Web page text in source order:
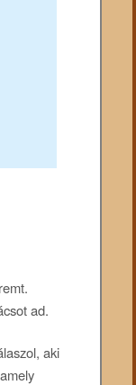
ad.
aki